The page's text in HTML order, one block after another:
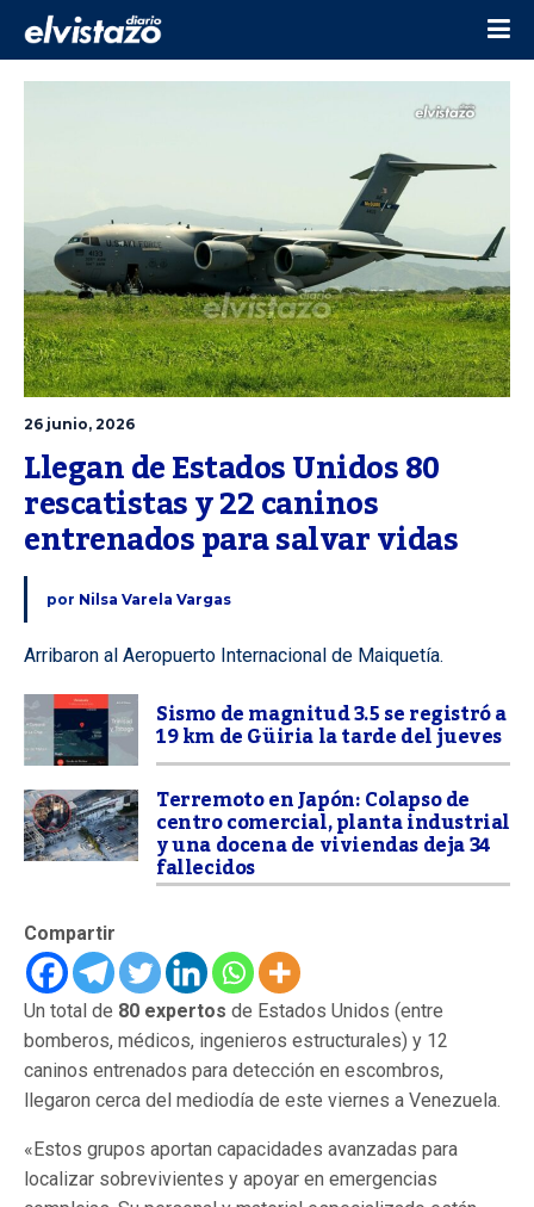
26 junio, 2026
Llegan de Estados Unidos 80
rescatistas y 22 caninos
entrenados para salvar vidas
por Nilsa Varela Vargas
Arribaron al Aeropuerto Internacional de Maiquetía.
Sismo de magnitud 3.5 se registró a
19 km de Güiria la tarde del jueves
Terremoto en Japón: Colapso de
centro comercial, planta industrial
y una docena de viviendas deja 34
fallecidos
Compartir
Un total de 80 expertos de Estados Unidos (entre
bomberos, médicos, ingenieros estructurales) y 12
caninos entrenados para detección en escombros,
llegaron cerca del mediodía de este viernes a Venezuela.
«Estos grupos aportan capacidades avanzadas para
localizar sobrevivientes y apoyar en emergencias